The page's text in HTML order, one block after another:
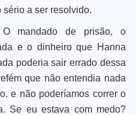
sério a ser resolvido.
mandado de prisão, o
e o dinheiro que Hanna
poderia sair errado dessa
que não entendia nada
e não poderíamos correr o
Se eu estava com medo?